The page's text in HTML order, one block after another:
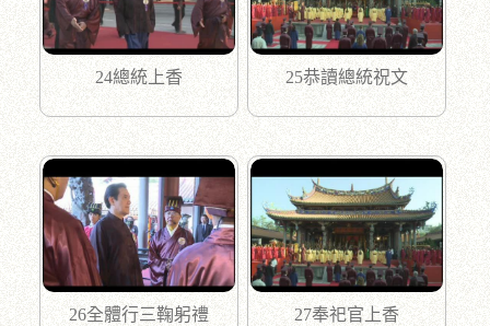
24總統上香 25恭讀總統祝文
26全體行三鞠躬禮 27奉祀官上香